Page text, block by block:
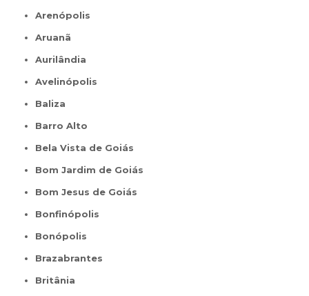
Arenópolis
Aruanã
Aurilândia
Avelinópolis
Baliza
Barro Alto
Bela Vista de Goiás
Bom Jardim de Goiás
Bom Jesus de Goiás
Bonfinópolis
Bonópolis
Brazabrantes
Britânia